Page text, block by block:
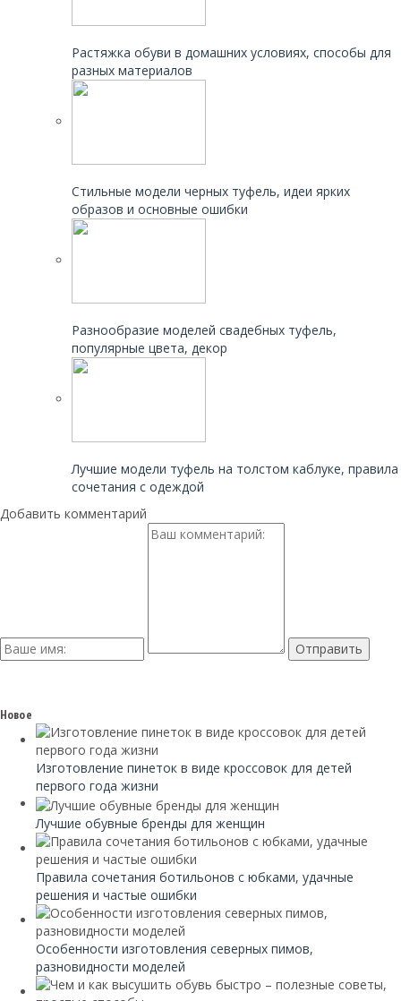
Растяжка обуви в домашних условиях, способы для
разных материалов
Стильные модели черных туфель, идеи ярких
образов и основные ошибки
Разнообразие моделей свадебных туфель,
популярные цвета, декор
Лучшие модели туфель на толстом каблуке, правила
сочетания с одеждой
Добавить комментарий
Новое
Изготовление пинеток в виде кроссовок для детей
первого года жизни
Лучшие обувные бренды для женщин
Правила сочетания ботильонов с юбками, удачные
решения и частые ошибки
Особенности изготовления северных пимов,
разновидности моделей